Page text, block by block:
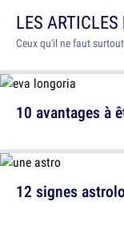
LES ARTICLES
Ceux qu'il ne faut
10 avantages à
12 signes